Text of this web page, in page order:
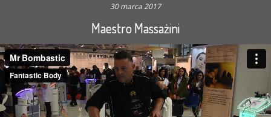
30 marca 2017
Maestro Massażini